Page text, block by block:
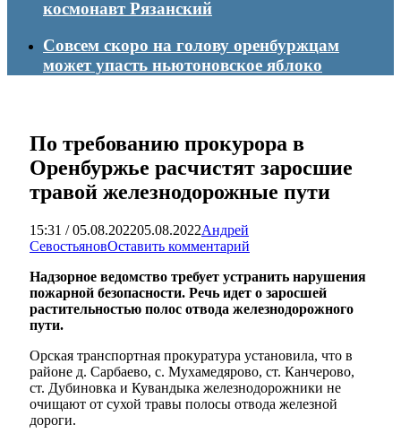
космонавт Рязанский
Совсем скоро на голову оренбуржцам
может упасть ньютоновское яблоко
По требованию прокурора в
Оренбуржье расчистят заросшие
травой железнодорожные пути
15:31 / 05.08.202205.08.2022Андрей
СевостьяновОставить комментарий
Надзорное ведомство требует устранить нарушения
пожарной безопасности. Речь идет о заросшей
растительностью полос отвода железнодорожного
пути.
Орская транспортная прокуратура установила, что в
районе д. Сарбаево, с. Мухамедярово, ст. Канчерово,
ст. Дубиновка и Кувандыка железнодорожники не
очищают от сухой травы полосы отвода железной
дороги.